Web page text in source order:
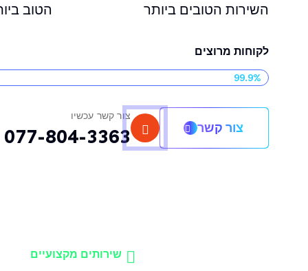
השירות הטובים ביותר
הטוב
לקוחות מרוצים
99.9%
צור קשר
צור קשר עכשיו
077-804-3363
שירותים מקצועיים